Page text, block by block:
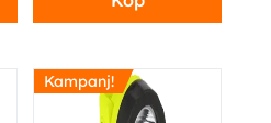
Kampanj!